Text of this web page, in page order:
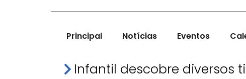
Principal Notícias Eventos
Infantil descobre diversos